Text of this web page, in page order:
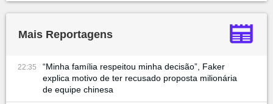
Mais Reportagens
22:35
“Minha família respeitou minha decisão”, Faker
explica motivo de ter recusado proposta milionária
de equipe chinesa